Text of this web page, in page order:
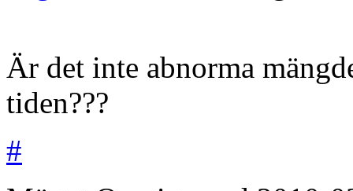
Är det inte abnorma
tiden???
#